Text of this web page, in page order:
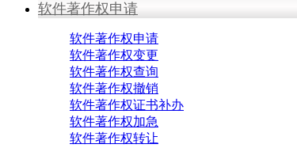
软件著作权申请
软件著作权申请
软件著作权变更
软件著作权查询
软件著作权撤销
软件著作权证书补办
软件著作权加急
软件著作权转让